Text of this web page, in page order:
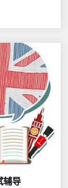
导